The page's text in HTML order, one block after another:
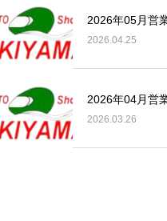
2026年05月営
2026.04.25
2026年04月営
2026.03.26